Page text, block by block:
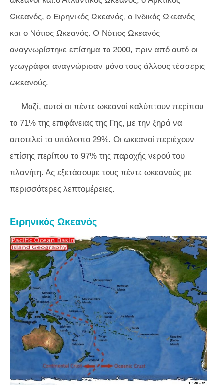
Ωκεανός, ο Ειρηνικός Ωκεανός, ο Ινδικός Ωκεανός
και ο Νότιος Ωκεανός. Ο Νότιος Ωκεανός
αναγνωρίστηκε επίσημα το 2000, πριν από αυτό οι
γεωγράφοι αναγνώρισαν μόνο τους άλλους τέσσερις
ωκεανούς.
Μαζί, αυτοί οι πέντε ωκεανοί καλύπτουν περίπου
το 71% της επιφάνειας της Γης, με την ξηρά να
αποτελεί το υπόλοιπο 29%. Οι ωκεανοί περιέχουν
επίσης περίπου το 97% της παροχής νερού του
πλανήτη. Ας εξετάσουμε τους πέντε ωκεανούς με
περισσότερες λεπτομέρειες.
Ειρηνικός Ωκεανός